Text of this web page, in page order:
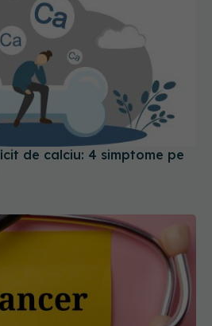
de calciu: 4 simptome pe